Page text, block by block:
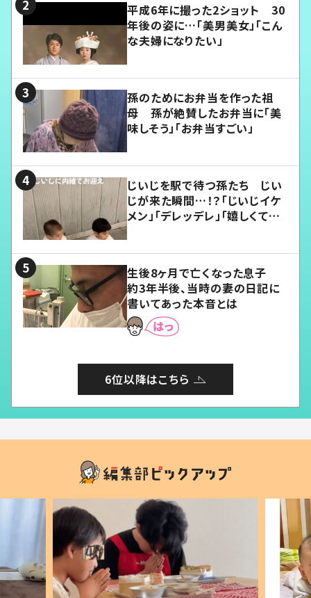
平成6年に撮った2ショット 30
年後の姿に…「美男美女」「こん
な夫婦になりたい」
孫のためにお弁当を作った祖
母 孫が絶賛したお弁当に「美
味しそう」「お弁当すごい」
じいじを駅で待つ孫たち じい
じが来た瞬間…！？「じいじイケ
メン」「デレッデレ」「嬉しくて可
生後8ヶ月で亡くなった息子
約3年半後、当時の妻の日記に
書いてあった本音とは
6位以降はこちら